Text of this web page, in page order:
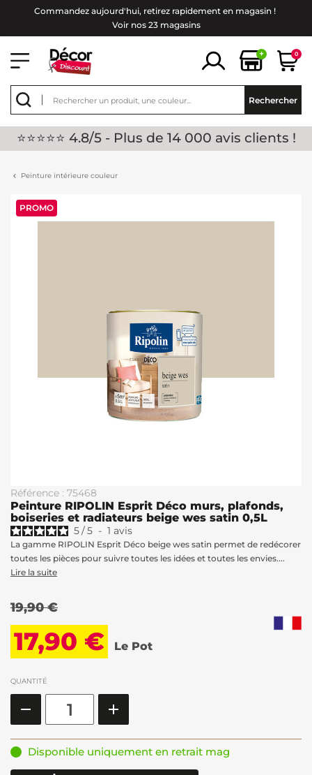
Commandez aujourd'hui, retirez rapidement en magasin !
Voir nos 23 magasins
+ 0
Rechercher
⭐⭐⭐⭐⭐ 4.8/5 - Plus de 14 000 avis clients !
Peinture intérieure couleur
PROMO
Référence : 75468
Peinture RIPOLIN Esprit Déco murs, plafonds,
boiseries et radiateurs beige wes satin 0,5L
5/5 - 1 avis
La gamme RIPOLIN Esprit Déco beige wes satin permet de redécorer
toutes les pièces pour suivre toutes les idées et toutes les envies....
Lire la suite
19,90 €
17,90 € Le Pot
QUANTITÉ
Disponible uniquement en retrait mag